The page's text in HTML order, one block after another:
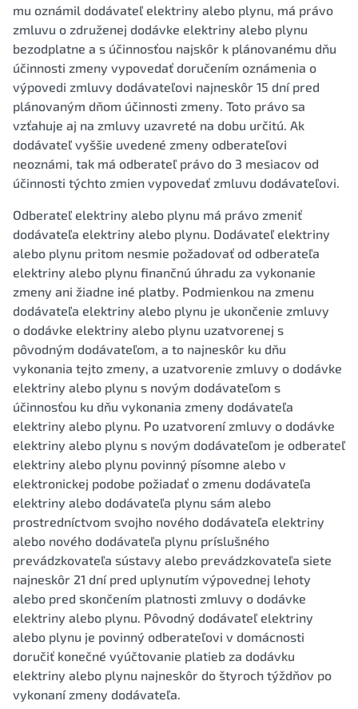
mu oznámil dodávateľ elektriny alebo plynu, má právo
zmluvu o združenej dodávke elektriny alebo plynu
bezodplatne a s účinnosťou najskôr k plánovanému dňu
účinnosti zmeny vypovedať doručením oznámenia o
výpovedi zmluvy dodávateľovi najneskôr 15 dní pred
plánovaným dňom účinnosti zmeny. Toto právo sa
vzťahuje aj na zmluvy uzavreté na dobu určitú. Ak
dodávateľ vyššie uvedené zmeny odberateľovi
neoznámi, tak má odberateľ právo do 3 mesiacov od
účinnosti týchto zmien vypovedať zmluvu dodávateľovi.
Odberateľ elektriny alebo plynu má právo zmeniť
dodávateľa elektriny alebo plynu. Dodávateľ elektriny
alebo plynu pritom nesmie požadovať od odberateľa
elektriny alebo plynu finančnú úhradu za vykonanie
zmeny ani žiadne iné platby. Podmienkou na zmenu
dodávateľa elektriny alebo plynu je ukončenie zmluvy
o dodávke elektriny alebo plynu uzatvorenej s
pôvodným dodávateľom, a to najneskôr ku dňu
vykonania tejto zmeny, a uzatvorenie zmluvy o dodávke
elektriny alebo plynu s novým dodávateľom s
účinnosťou ku dňu vykonania zmeny dodávateľa
elektriny alebo plynu. Po uzatvorení zmluvy o dodávke
elektriny alebo plynu s novým dodávateľom je odberateľ
elektriny alebo plynu povinný písomne alebo v
elektronickej podobe požiadať o zmenu dodávateľa
elektriny alebo dodávateľa plynu sám alebo
prostredníctvom svojho nového dodávateľa elektriny
alebo nového dodávateľa plynu príslušného
prevádzkovateľa sústavy alebo prevádzkovateľa siete
najneskôr 21 dní pred uplynutím výpovednej lehoty
alebo pred skončením platnosti zmluvy o dodávke
elektriny alebo plynu. Pôvodný dodávateľ elektriny
alebo plynu je povinný odberateľovi v domácnosti
doručiť konečné vyúčtovanie platieb za dodávku
elektriny alebo plynu najneskôr do štyroch týždňov po
vykonaní zmeny dodávateľa.